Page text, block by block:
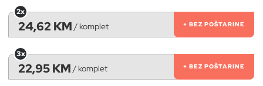
2x
24,62 KM / komplet + BEZ POŠTARINE
3x
22,95 KM / komplet + BEZ POŠTARINE